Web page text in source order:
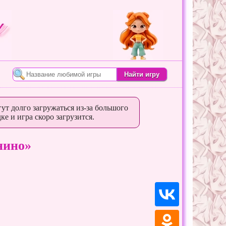
долго загружаться из-за большого
и игра скоро загрузится.